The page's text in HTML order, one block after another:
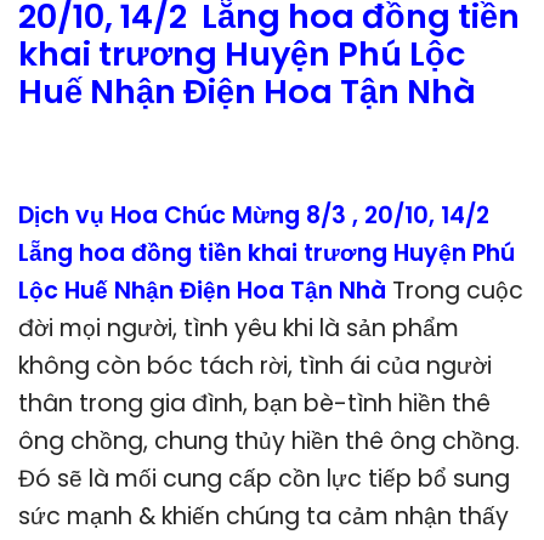
20/10, 14/2 Lẵng hoa đồng tiền
khai trương Huyện Phú Lộc
Huế Nhận Điện Hoa Tận Nhà
Dịch vụ Hoa Chúc Mừng 8/3 , 20/10, 14/2
Lẵng hoa đồng tiền khai trương Huyện Phú
Lộc Huế Nhận Điện Hoa Tận Nhà Trong cuộc
đời mọi người, tình yêu khi là sản phẩm
không còn bóc tách rời, tình ái của người
thân trong gia đình, bạn bè-tình hiền thê
ông chồng, chung thủy hiền thê ông chồng.
Đó sẽ là mối cung cấp cồn lực tiếp bổ sung
sức mạnh & khiến chúng ta cảm nhận thấy